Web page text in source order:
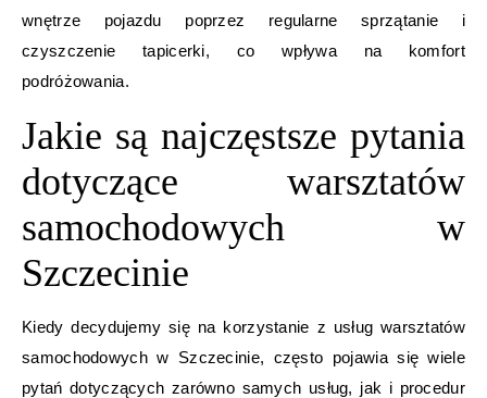
wnętrze pojazdu poprzez regularne sprzątanie i
czyszczenie tapicerki, co wpływa na komfort
podróżowania.
Jakie są najczęstsze pytania
dotyczące warsztatów
samochodowych w
Szczecinie
Kiedy decydujemy się na korzystanie z usług warsztatów
samochodowych w Szczecinie, często pojawia się wiele
pytań dotyczących zarówno samych usług, jak i procedur